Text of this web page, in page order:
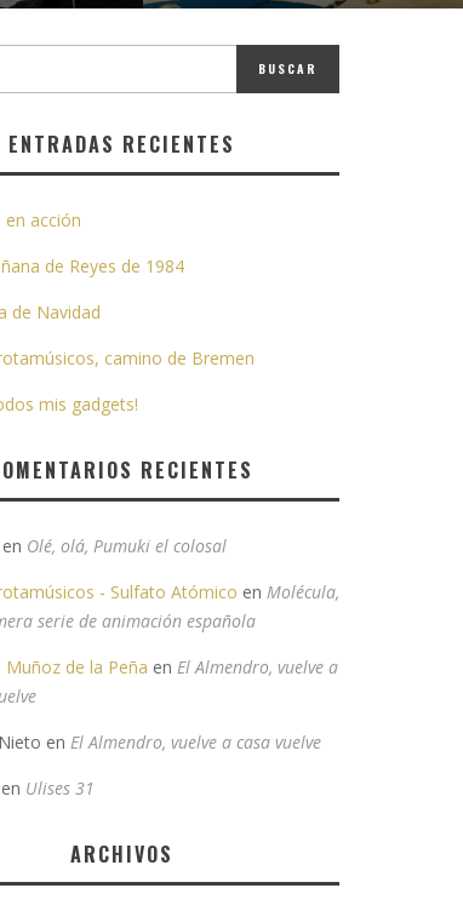
ENTRADAS RECIENTES
en acción
de Reyes de 1984
de Navidad
camino de Bremen
mis gadgets!
RECIENTES
en Olé, olá, Pumuki el colosal
- Sulfato Atómico en Molécula,
serie de animación española
Muñoz de la Peña en El Almendro, vuelve a
en El Almendro, vuelve a casa vuelve
en Ulises 31
ARCHIVOS